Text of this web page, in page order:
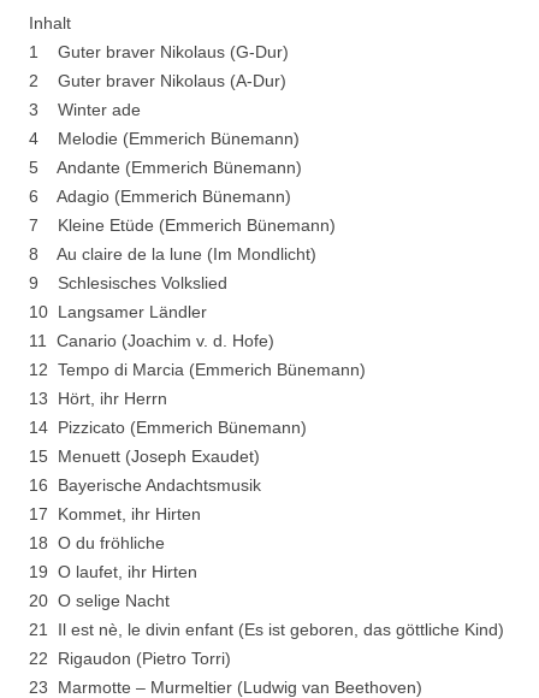
Inhalt
1 Guter braver Nikolaus (G-Dur)
2 Guter braver Nikolaus (A-Dur)
3 Winter ade
4 Melodie (Emmerich Bünemann)
5 Andante (Emmerich Bünemann)
6 Adagio (Emmerich Bünemann)
7 Kleine Etüde (Emmerich Bünemann)
8 Au claire de la lune (Im Mondlicht)
9 Schlesisches Volkslied
10 Langsamer Ländler
11 Canario (Joachim v. d. Hofe)
12 Tempo di Marcia (Emmerich Bünemann)
13 Hört, ihr Herrn
14 Pizzicato (Emmerich Bünemann)
15 Menuett (Joseph Exaudet)
16 Bayerische Andachtsmusik
17 Kommet, ihr Hirten
18 O du fröhliche
19 O laufet, ihr Hirten
20 O selige Nacht
21 Il est nè, le divin enfant (Es ist geboren, das göttliche Kind)
22 Rigaudon (Pietro Torri)
23 Marmotte – Murmeltier (Ludwig van Beethoven)